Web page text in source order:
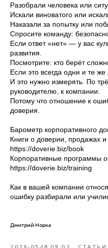
Разобрали человека или
Искали виноватого или
Наказали за попытку или
Спросите команду:
Если ответ «нет» — у вас
развития.
Посмотрите: кто берёт
Если это всегда одни и те
И это нужно измерять. По
руководителю, к компании.
Потому что отношение к
доверия.
Барометр корпоративного
Книги о доверии, продажах
https://doverie.biz/book
Корпоративные программы
https://doverie.biz/training
Как в вашей компании
ошибку разбирали или
Дмитрий Норка